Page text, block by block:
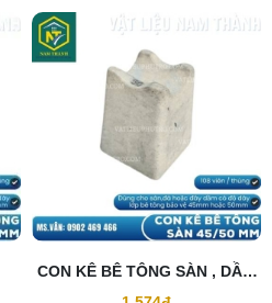
CON KÊ BÊ TÔNG SÀN , DẦM
45/50F